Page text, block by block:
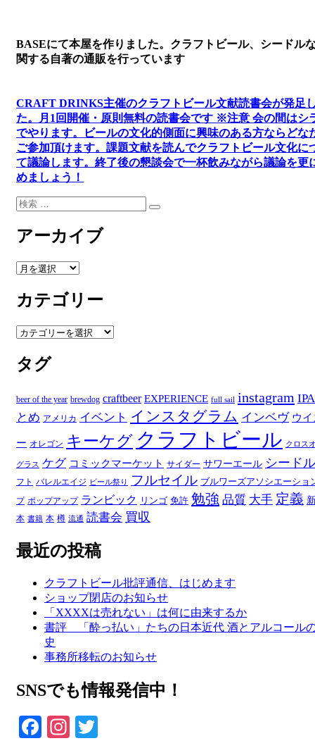
BASEにて本屋を作りました。クラフトビール、シードル
関する自著の通販を行っています
CRAFT DRINKS主催のクラフトビール文献読書会が発足
た。
月1回開催・原則無料の読書会です ※注意 会の間はシ
でやります。
ビールの文化的側面に興味のある方ならどな
ご参加頂けます。 課題文献を読んでクラフトビール文化に
て議論します。 終了後の懇談会で一杯飲みながら議論を更
めましょう！
検
検
アーカイブ
ア
カ
イ
ブ
カテゴリー
カ
ゴ
リ
タグ
beer of the year brewdog craftbeer EXPERIENCE full sail instagram IPA
とめ アメリカ イベント インスタグラム インベヴ ウ
ー オレゴン キーケグ クラフトビール クロス
グラス ケグ コミックマーケット サイダー サワーエール シードル
フト バレルエイジ ビール祭り フルセイル ブルワーズアソシエーショ
プ ポップアップ ランビック リンゴ 免許 勉強 品質 大手 定義
本 書籍 本 樽 流通 読書会 買収
最近の投稿
クラフトビール批評通信、はじめます
ショップ閉店のお知らせ
「XXXXは売れない」は何に由来するか
書評 「酔っ払い」たちの日本近代 酒とアルコール
史
事務所移転のお知らせ
SNSでも情報発信中！
Facebook
Instagram